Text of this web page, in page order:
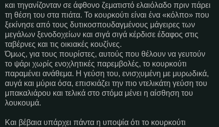
και τηγανίζονταν σε άφθονο ζεματιστό ελαιόλαδο πριν πάρει
τη θέση του στα πιάτα. Το κουρκούτι είναι ένα «κόλπο» που
ξεκίνησε από τους δυτικοσπουδαγμένους μάγειρες των
μεγάλων ξενοδοχείων και σιγά σιγά κέρδισε έδαφος στις
ταβέρνες και τις οικιακές κουζίνες.
Όμως, για τους πουρίστες, αυτούς που θέλουν να γευτούν
το ψάρι χωρίς ενοχλητικές παρεμβολές, το κουρκούτι
παραμένει ανάθεμα. Η γεύση του, ενισχυμένη με μυρωδικά,
αυγά και μύρια όσα, επισκιάζει την πιο ντελικάτη γεύση του
μπακαλιάρου και τελικά στο στόμα μένει η αίσθηση του
λουκουμά.
Και βέβαια υπάρχει πάντα η υποψία ότι το κουρκούτι